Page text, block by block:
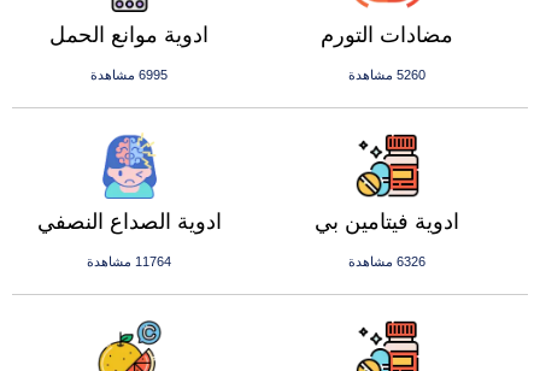
ادوية موانع الحمل
6995 مشاهدة
مضادات التورم
5260 مشاهدة
ادوية الصداع النصفي
11764 مشاهدة
ادوية فيتامين بي
6326 مشاهدة